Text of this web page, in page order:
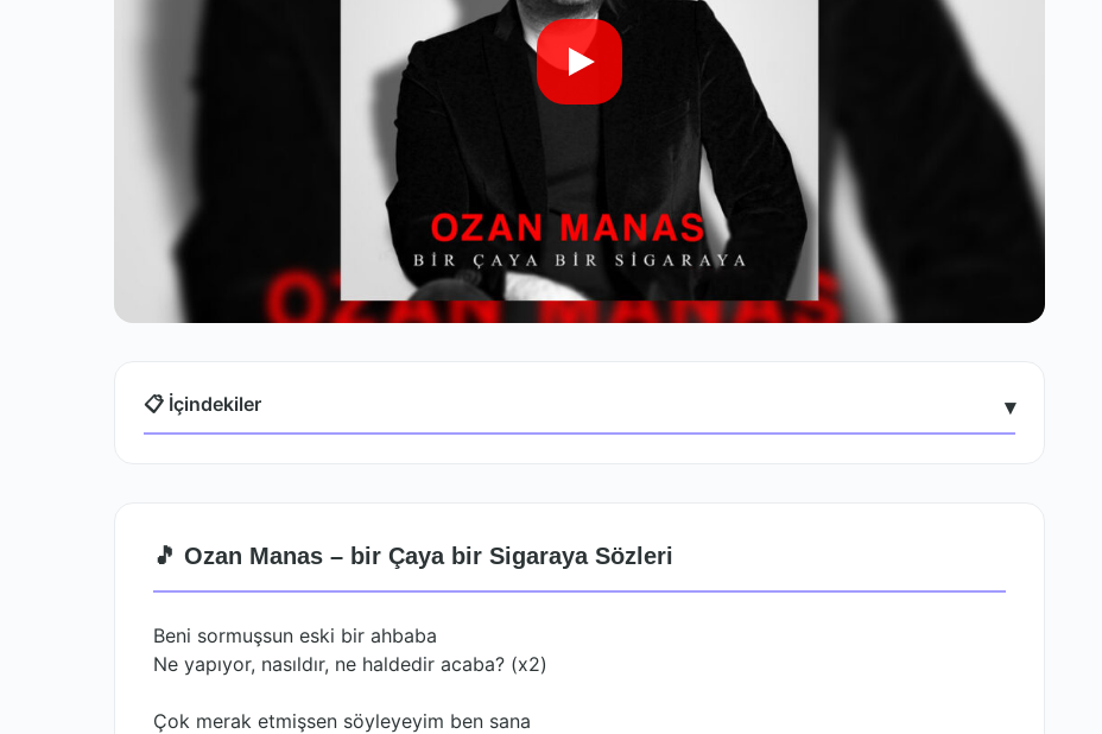
📋 İçindekiler ▾
🎵 Ozan Manas – bir Çaya bir Sigaraya Sözleri
Beni sormuşsun eski bir ahbaba
Ne yapıyor, nasıldır, ne haldedir acaba? (x2)
Çok merak etmişsen söyleyeyim ben sana